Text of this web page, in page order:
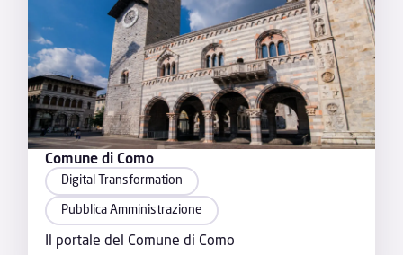
Comune di Como
Digital Transformation
Pubblica Amministrazione
Il portale del Comune di Como